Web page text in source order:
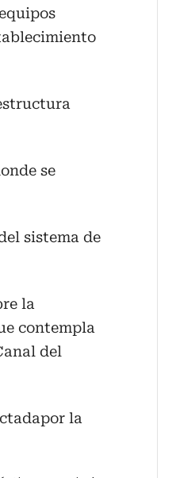
se
sistema de
la
contempla
del
la